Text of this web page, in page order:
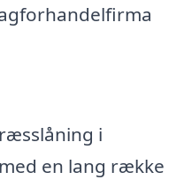
i
en lang række